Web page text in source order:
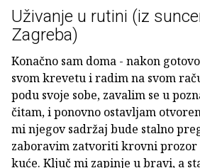
Uživanje u rutini (iz
Zagreba)
Konačno sam doma - nakon
svom krevetu i radim na svom
podu svoje sobe, zavalim se u
čitam, i ponovno ostavljam
mi njegov sadržaj bude stalno
zaboravim zatvoriti krovni prozor
kuće. Ključ mi zapinje u bravi, a